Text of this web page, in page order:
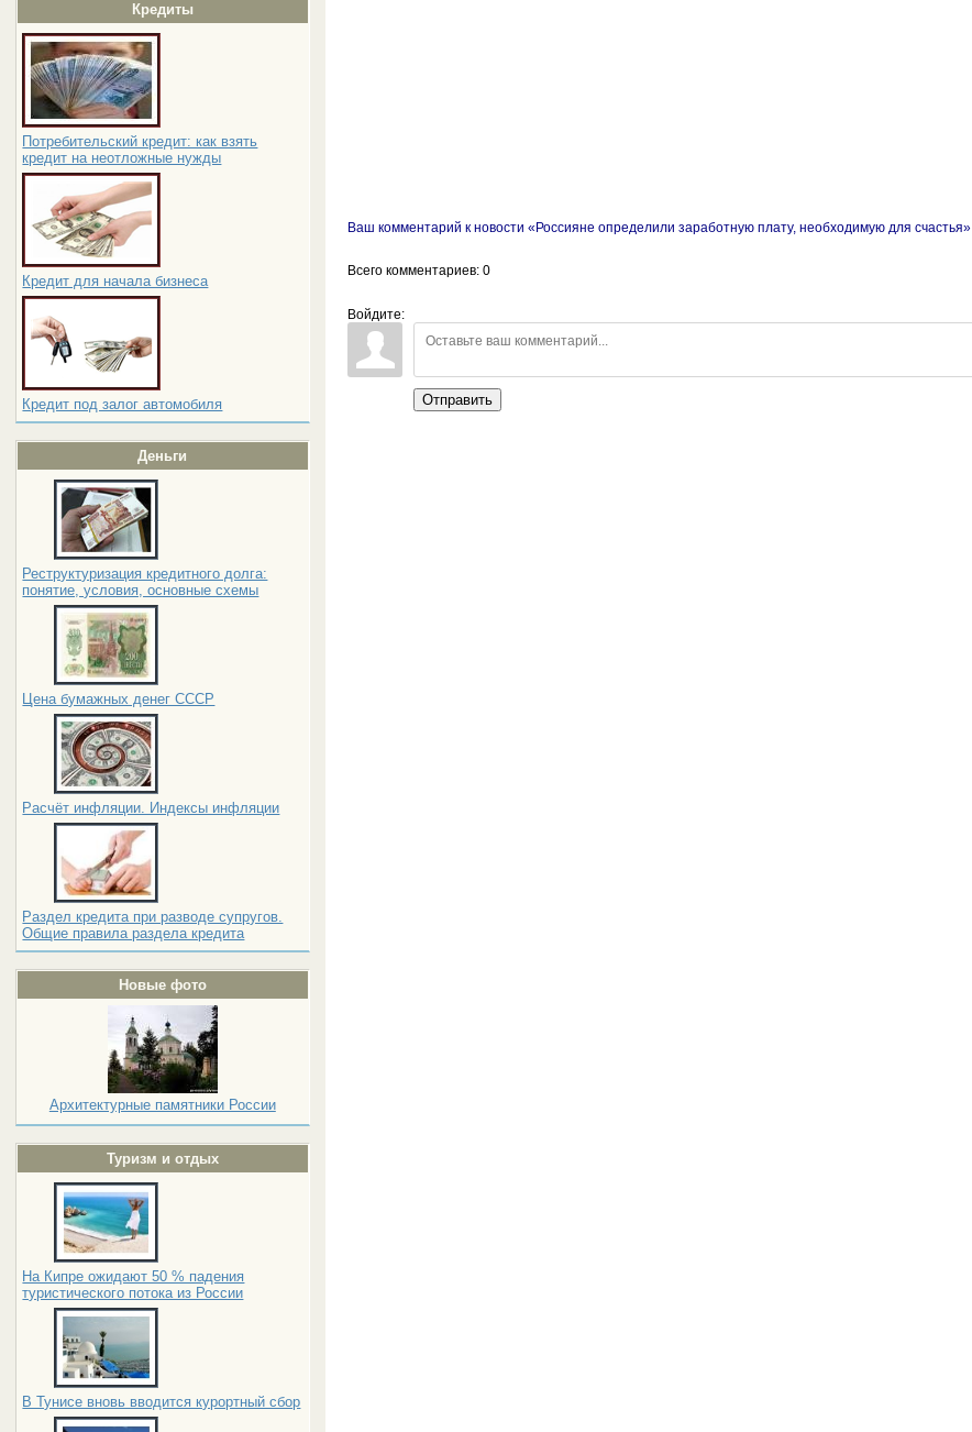
Кредиты
Потребительский кредит: как взять
кредит на неотложные нужды
Кредит для начала бизнеса
Кредит под залог автомобиля
Деньги
Реструктуризация кредитного долга:
понятие, условия, основные схемы
Цена бумажных денег СССР
Расчёт инфляции. Индексы инфляции
Раздел кредита при разводе супругов.
Общие правила раздела кредита
Новые фото
Архитектурные памятники России
Туризм и отдых
На Кипре ожидают 50 % падения
туристического потока из России
В Тунисе вновь вводится курортный сбор
Ваш комментарий к новости «Россияне определили заработную плату, необходимую для счастья»
Всего комментариев: 0
Войдите:
Отправить